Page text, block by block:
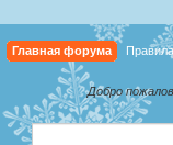
Главная форума
Добро